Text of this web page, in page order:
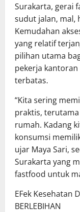
Surakarta, gerai
sudut jalan, mal,
Kemudahan
yang relatif
pilihan utama
pekerja
terbatas.
“Kita sering
praktis,
rumah. Kadang
konsumsi
ujar Maya Sari,
Surakarta yang
fastfood untuk
EFek Kesehatan
BERLEBIHAN